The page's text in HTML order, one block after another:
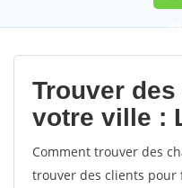
9,5
Trouver
votre ville :
Comment trouver des
trouver des clients pour